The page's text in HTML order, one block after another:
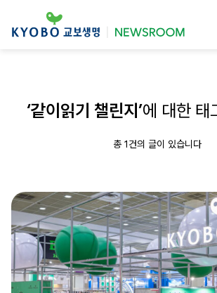
‘같이읽기 챌린지’에 대한 태
총 1건의 글이 있습니다